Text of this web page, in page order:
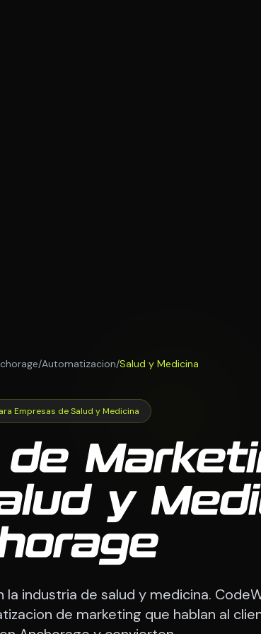
/Automatizacion/Salud y Medicina
Empresas de Salud y Medicina
y
industria de salud y medicina.
de marketing que hablan al